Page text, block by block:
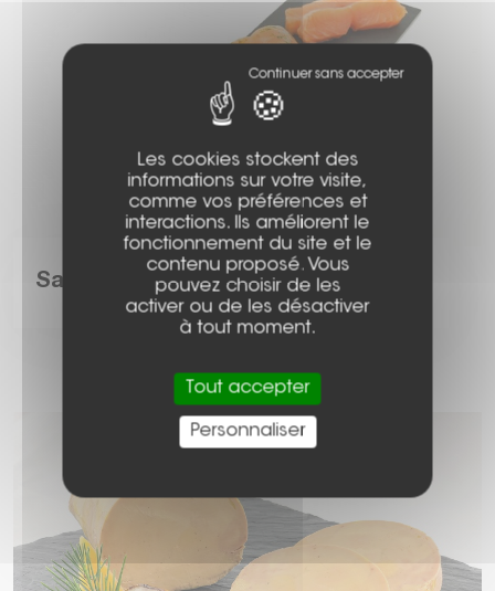
Saumon fumé, tarama et caviar
Les cookies stockent des
informations sur votre visite,
comme vos préférences et
interactions. Ils améliorent le
fonctionnement du site et le
contenu proposé. Vous
pouvez choisir de les
activer ou de les désactiver
à tout moment.
Tout accepter
Personnaliser